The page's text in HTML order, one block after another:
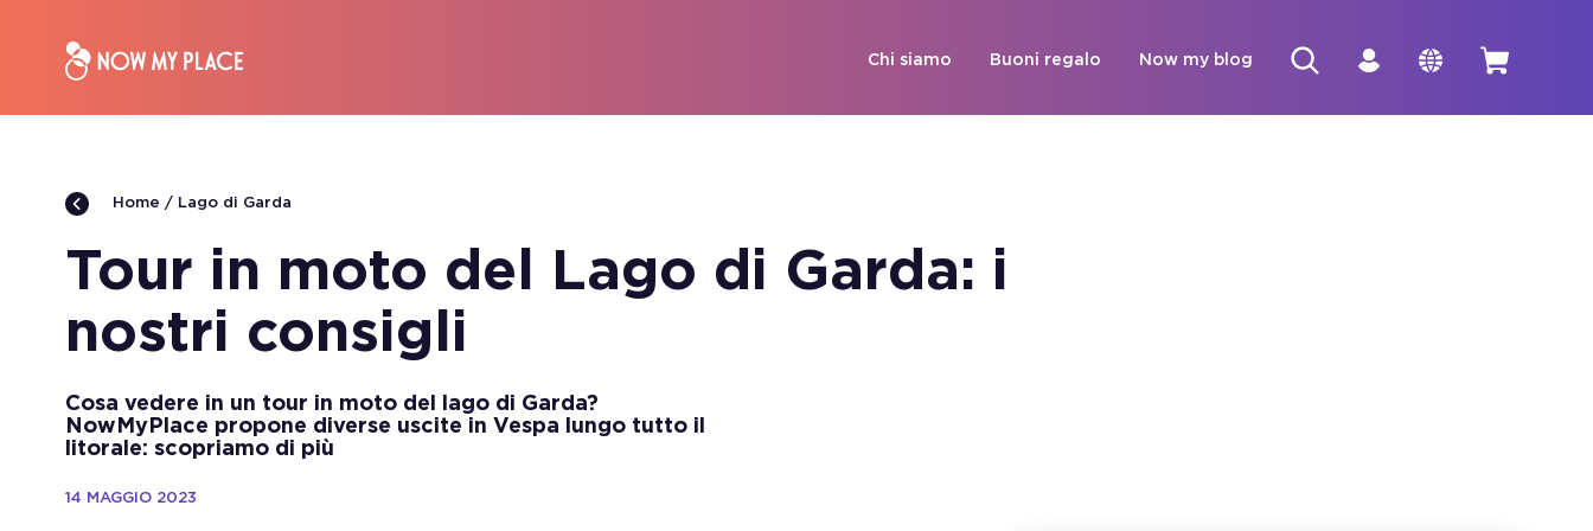
Chi siamo Buoni regalo Now my blog
Home Lago di Garda
Tour in moto del Lago di Garda: i
nostri consigli
Cosa vedere in un tour in moto del lago di Garda?
NowMyPlace propone diverse uscite in Vespa lungo tutto il
litorale: scopriamo di più
14 MAGGIO 2023